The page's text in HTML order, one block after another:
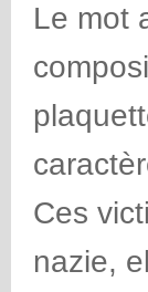
Le mot
Ces
nazie,